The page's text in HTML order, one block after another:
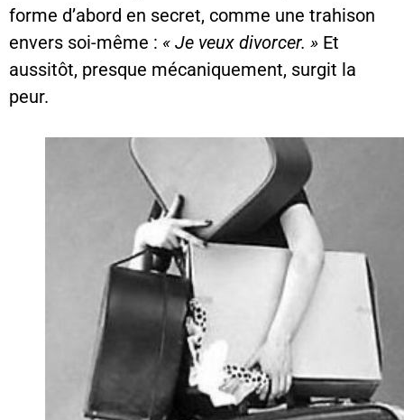
forme d’abord en secret, comme une trahison
envers soi-même : « Je veux divorcer. » Et
aussitôt, presque mécaniquement, surgit la
peur.